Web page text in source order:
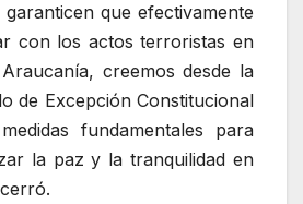
que efectivamente
con los actos terroristas en
creemos desde la
de Excepción Constitucional
fundamentales para
la paz y la tranquilidad en
cerró.